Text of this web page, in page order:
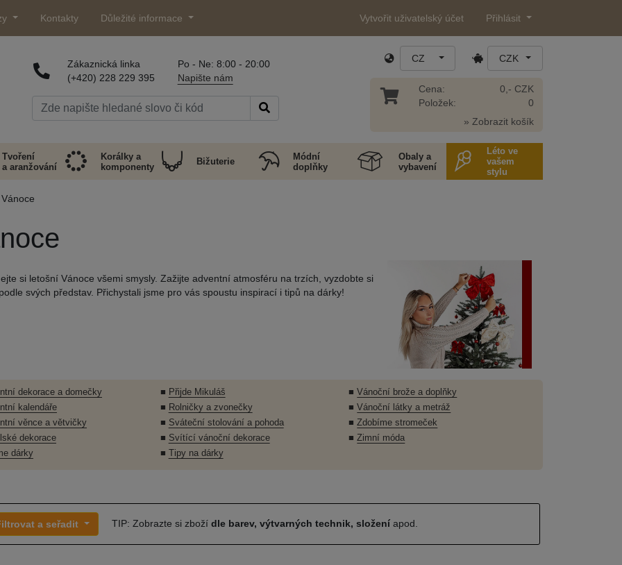
Kontakty Důležité informace Vytvořit uživatelský účet Přihlásit
Zákaznická linka
(+420) 228 229 395
Po - Ne: 8:00 - 20:00
Napište nám
CZ CZK
Cena:
Položek:
0,- CZK
0
» Zobrazit košík
Tvoření
a aranžování
Korálky a
komponenty
Bižuterie
Módní
doplňky
Obaly a
vybavení
Léto ve
vašem
stylu
Vánoce
si letošní Vánoce všemi smysly. Zažijte adventní atmosféru na trzích, vyzdobte si
svých představ. Přichystali jsme pro vás spoustu inspirací i tipů na dárky!
dekorace a domečky
kalendáře
věnce a větvičky
dekorace
dárky
■ Přijde Mikuláš
■ Rolničky a zvonečky
■ Sváteční stolování a pohoda
■ Svítící vánoční dekorace
■ Tipy na dárky
■Vánoční brože a doplňky
■Vánoční látky a metráž
■Zdobíme stromeček
■Zimní móda
a seřadit TIP: Zobrazte si zboží dle barev, výtvarných technik, složeníapod.